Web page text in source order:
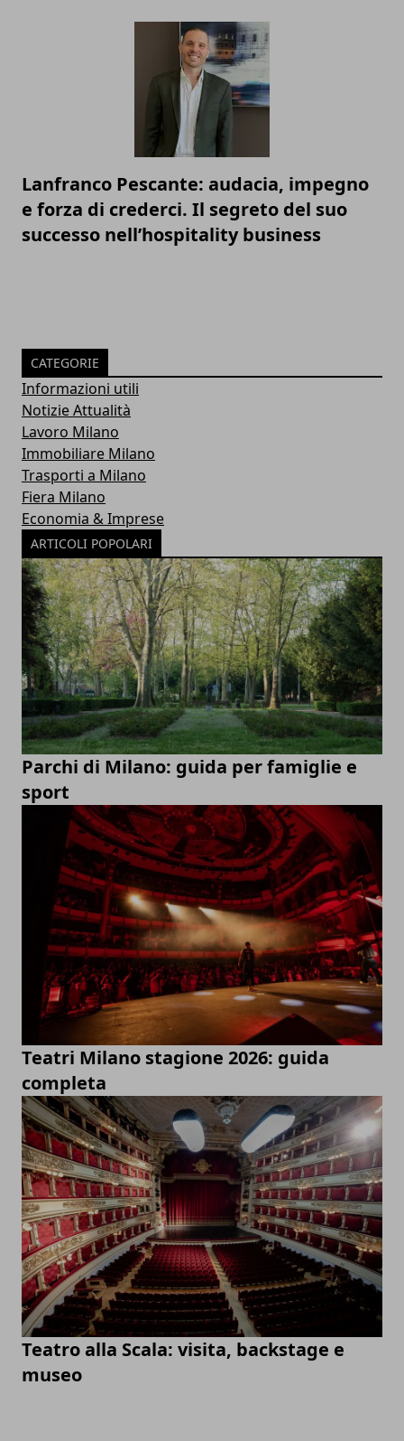
Lanfranco Pescante: audacia, impegno
e forza di crederci. Il segreto del suo
successo nell’hospitality business
CATEGORIE
Informazioni utili
Notizie Attualità
Lavoro Milano
Immobiliare Milano
Trasporti a Milano
Fiera Milano
Economia & Imprese
ARTICOLI POPOLARI
Parchi di Milano: guida per famiglie e
sport
Teatri Milano stagione 2026: guida
completa
Teatro alla Scala: visita, backstage e
museo